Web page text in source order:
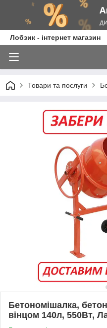
Лобзик - інтернет магазин
Товари та послуги
Бетономішалка,
вінцом 140л, 550Вт,